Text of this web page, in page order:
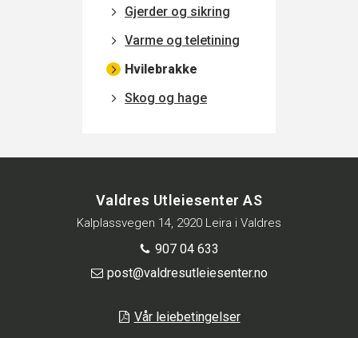
Gjerder og sikring
Varme og teletining
Hvilebrakke
Skog og hage
Valdres Utleiesenter AS
Kalplassvegen 14, 2920 Leira i Valdres
907 04 633
post@valdresutleiesenter.no
Vår leiebetingelser